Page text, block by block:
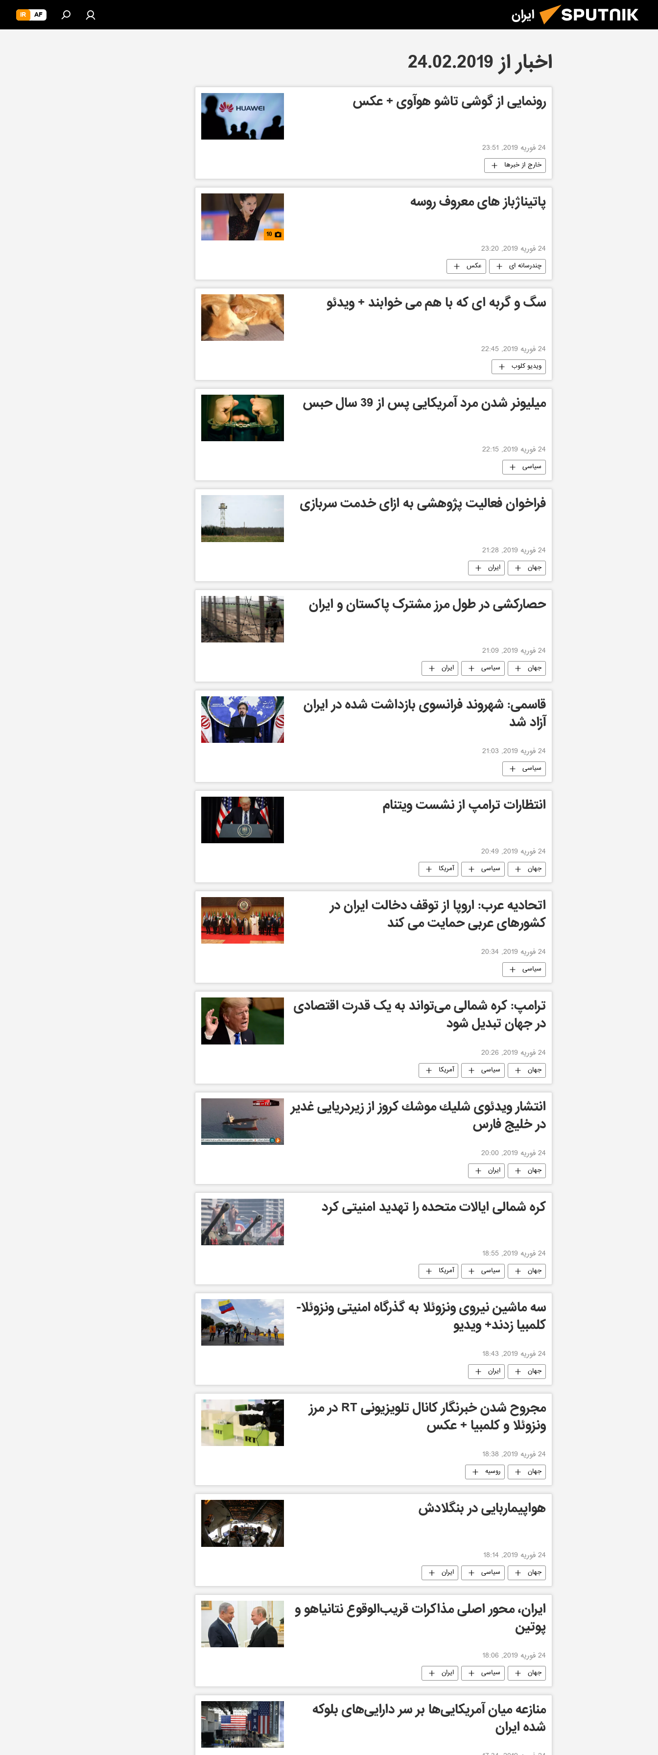
ایران AF
IR
اخبار از 24.02.2019
رونمایی از گوشی تاشو هوآوی + عکس
24 فوریه 2019, 23:51
خارج از خبرها
پاتیناژباز های معروف روسه
10
24 فوریه 2019, 23:20
چندرسانه ای عکس
سگ و گربه ای که با هم می خوابند + ویدئو
24 فوریه 2019, 22:45
ویدیو کلوب
میلیونر شدن مرد آمریکایی پس از 39 سال حبس
24 فوریه 2019, 22:15
سیاسی
فراخوان فعالیت پژوهشی به ازای خدمت سربازی
24 فوریه 2019, 21:28
جهان ایران
حصارکشی در طول مرز مشترک پاکستان و ایران
24 فوریه 2019, 21:09
جهان سیاسی ایران
قاسمی: شهروند فرانسوی بازداشت شده در ايران
آزاد شد
24 فوریه 2019, 21:03
سیاسی
انتظارات ترامپ از نشست ویتنام
24 فوریه 2019, 20:49
جهان سیاسی آمریکا
اتحادیه عرب: اروپا از توقف دخالت ایران در
کشورهای عربی حمایت می کند
24 فوریه 2019, 20:34
سیاسی
ترامپ: کره شمالی می‌تواند به یک قدرت‌ اقتصادی
در جهان تبدیل شود
24 فوریه 2019, 20:26
جهان سیاسی آمریکا
انتشار ويدئوی شليك موشك کروز از زیردریایی غدیر
در خلیج فارس
24 فوریه 2019, 20:00
جهان ایران
کره شمالی ایالات متحده را تهدید امنیتی کرد
24 فوریه 2019, 18:55
جهان سیاسی آمریکا
سه ماشین نیروی ونزوئلا به گذرگاه امنیتی ونزوئلا-
کلمبیا زدند+ ویدیو
24 فوریه 2019, 18:43
جهان ایران
مجروح شدن خبرنگار کانال تلویزیونی RT در مرز
ونزوئلا و کلمبیا + عکس
24 فوریه 2019, 18:38
جهان روسیه
هواپیماربایی در بنگلادش
24 فوریه 2019, 18:14
جهان سیاسی ایران
ايران، محور اصلى مذاكرات قريب‌الوقوع نتانياهو و
پوتين
24 فوریه 2019, 18:06
جهان سیاسی ایران
منازعه میان آمریکایی‌ها بر سر دارایی‌های بلوکه
شده ایران